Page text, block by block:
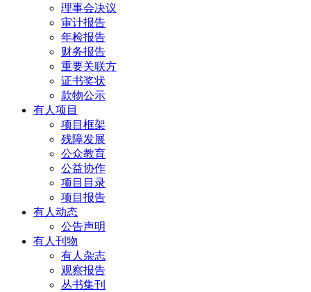
理事会决议
审计报告
年检报告
财务报告
重要关联方
证书奖状
款物公示
有人项目
项目框架
残障发展
公众教育
公益协作
项目目录
项目报告
有人动态
公告声明
有人刊物
有人杂志
观察报告
丛书集刊